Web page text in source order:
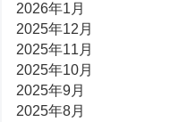
2026年1月
2025年12月
2025年11月
2025年10月
2025年9月
2025年8月